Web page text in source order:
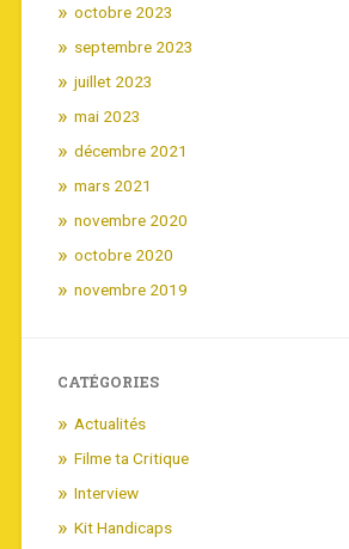
octobre 2023
septembre 2023
juillet 2023
mai 2023
décembre 2021
mars 2021
novembre 2020
octobre 2020
novembre 2019
CATÉGORIES
Actualités
Filme ta Critique
Interview
Kit Handicaps